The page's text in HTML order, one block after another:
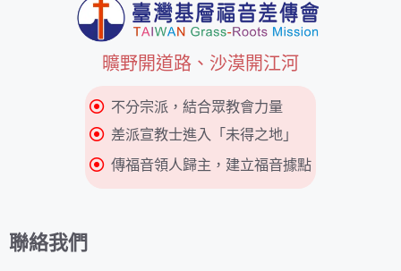
曠野開道路、沙漠開江河
不分宗派，結合眾教會力量
差派宣教士進入「未得之地」
傳福音領人歸主，建立福音據點
聯絡我們